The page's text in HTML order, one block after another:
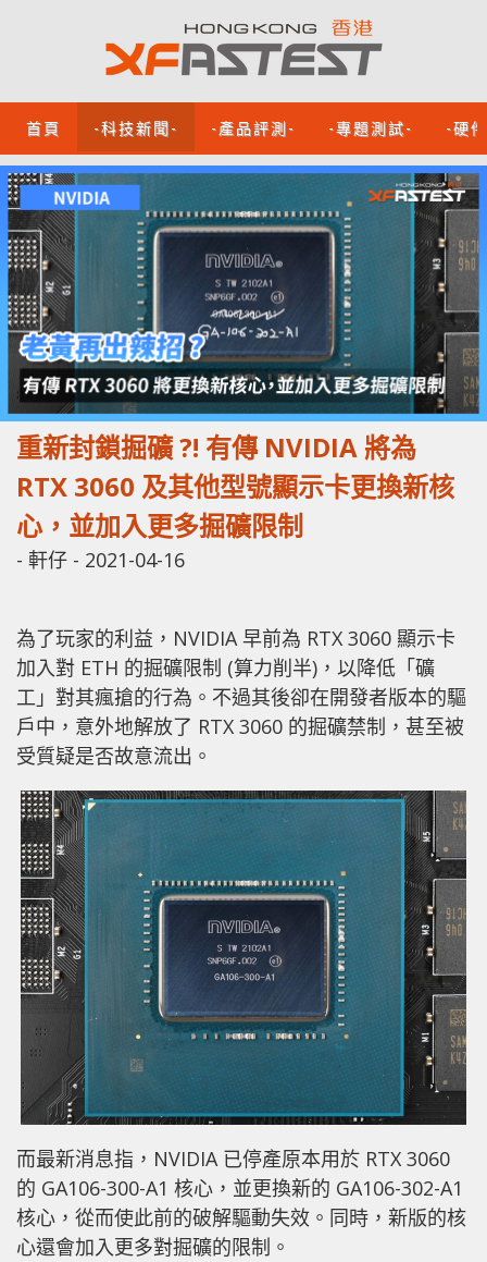
首頁 -科技新聞- -產品評測- -專題測試- -硬
重新封鎖掘礦 ?! 有傳 NVIDIA 將為
RTX 3060 及其他型號顯示卡更換新核
心，並加入更多掘礦限制
- 軒仔 - 2021-04-16
為了玩家的利益，NVIDIA 早前為 RTX 3060 顯示卡
加入對 ETH 的掘礦限制 (算力削半)，以降低「礦
工」對其瘋搶的行為。不過其後卻在開發者版本的驅
戶中，意外地解放了 RTX 3060 的掘礦禁制，甚至被
受質疑是否故意流出。
而最新消息指，NVIDIA 已停產原本用於 RTX 3060
的 GA106-300-A1 核心，並更換新的 GA106-302-A1
核心，從而使此前的破解驅動失效。同時，新版的核
心還會加入更多對掘礦的限制。